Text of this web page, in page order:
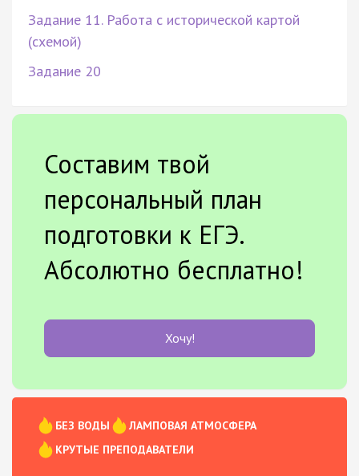
Задание 11. Работа с исторической картой
(схемой)
Задание 20
Составим твой
персональный план
подготовки к ЕГЭ.
Абсолютно бесплатно!
Хочу!
БЕЗ ВОДЫ
ЛАМПОВАЯ АТМОСФЕРА
КРУТЫЕ ПРЕПОДАВАТЕЛИ